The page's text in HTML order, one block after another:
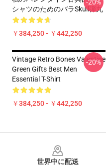
シャツのためのバラSkull弾丸
￥384,250 - ￥442,250
-20%
Vintage Retro Bones Valentine
Green Gifts Best Men
Essential T-Shirt
￥384,250 - ￥442,250
-20%
世界中に配送